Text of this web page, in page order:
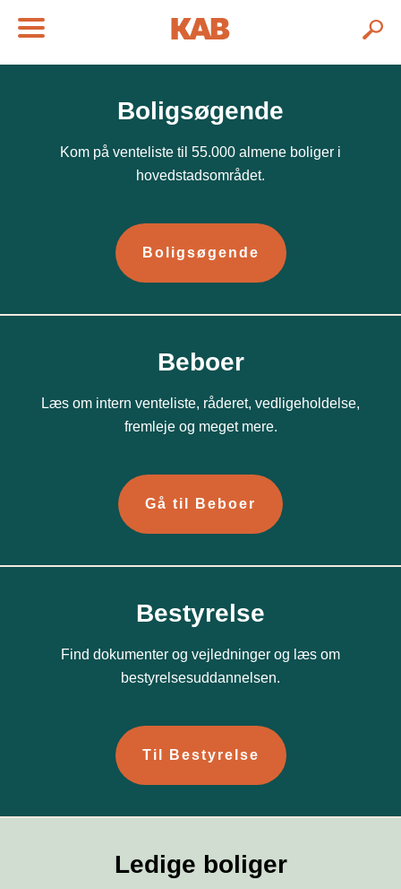
Boligsøgende
Kom på venteliste til 55.000 almene boliger i
hovedstadsområdet.
Boligsøgende
Beboer
Læs om intern venteliste, råderet, vedligeholdelse,
fremleje og meget mere.
Gå til Beboer
Bestyrelse
Find dokumenter og vejledninger og læs om
bestyrelsesuddannelsen.
Til Bestyrelse
Ledige boliger